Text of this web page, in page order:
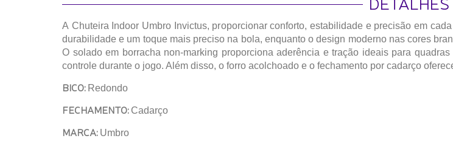
A Chuteira Indoor Umbro Invictus, proporcionar conforto, estabilidade e precisão em
durabilidade e um toque mais preciso na bola, enquanto o design moderno nas cores
O solado em borracha non-marking proporciona aderência e tração ideais para
controle durante o jogo. Além disso, o forro acolchoado e o fechamento por cadarço
BICO: Redondo
FECHAMENTO: Cadarço
MARCA: Umbro